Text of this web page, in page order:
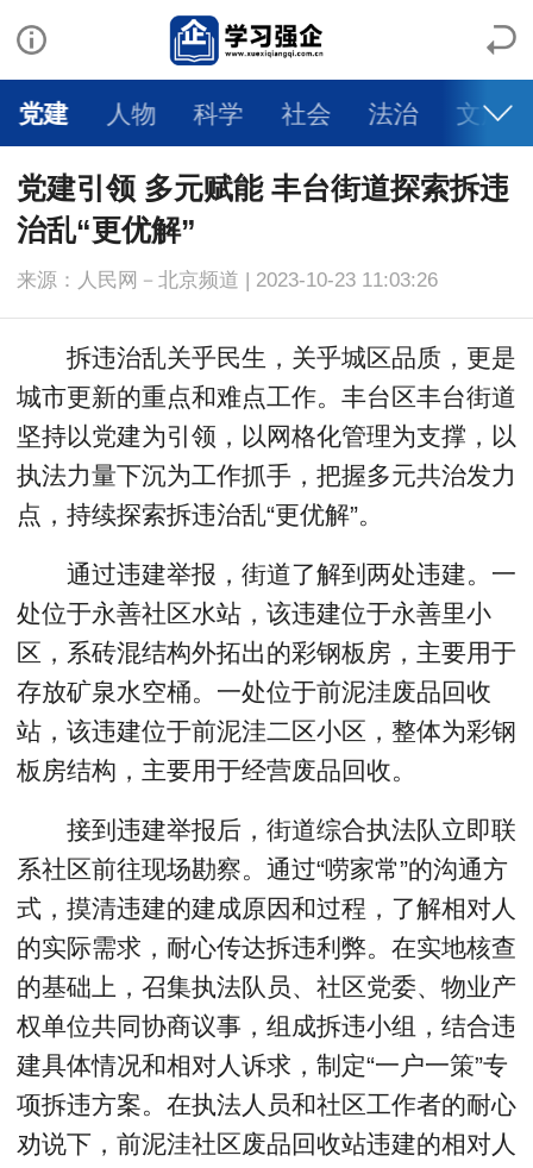
党建 人物 科学 社会 法治 文旅
党建引领 多元赋能 丰台街道探索拆违
治乱“更优解”
来源：人民网－北京频道 | 2023-10-23 11:03:26
拆违治乱关乎民生，关乎城区品质，更是
城市更新的重点和难点工作。丰台区丰台街道
坚持以党建为引领，以网格化管理为支撑，以
执法力量下沉为工作抓手，把握多元共治发力
点，持续探索拆违治乱“更优解”。
通过违建举报，街道了解到两处违建。一
处位于永善社区水站，该违建位于永善里小
区，系砖混结构外拓出的彩钢板房，主要用于
存放矿泉水空桶。一处位于前泥洼废品回收
站，该违建位于前泥洼二区小区，整体为彩钢
板房结构，主要用于经营废品回收。
接到违建举报后，街道综合执法队立即联
系社区前往现场勘察。通过“唠家常”的沟通方
式，摸清违建的建成原因和过程，了解相对人
的实际需求，耐心传达拆违利弊。在实地核查
的基础上，召集执法队员、社区党委、物业产
权单位共同协商议事，组成拆违小组，结合违
建具体情况和相对人诉求，制定“一户一策”专
项拆违方案。在执法人员和社区工作者的耐心
劝说下，前泥洼社区废品回收站违建的相对人